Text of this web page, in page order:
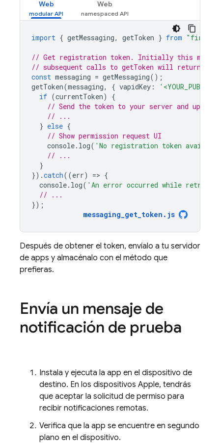
Web Web
import { getMessaging, getToken } from
// Get registration token. Initially this makes
// subsequent calls to getToken will return
const messaging = getMessaging();
getToken(messaging, { vapidKey :
if (currentToken)
{
// Send the token to your server and
// ...
} else {
// Show permission request UI
console. log( 'No registration token
// ...
}
}).catch((err) => {
console. log( 'An error occurred while
// ...
});
messaging_get_token . js
Después de obtener el token, envíalo a tu servidor
de apps y almacénalo con el método que
prefieras.
Envía un mensaje de
notificación de prueba
Instala y ejecuta la app en el dispositivo de
destino. En los dispositivos Apple, tendrás
que aceptar la solicitud de permiso para
recibir notificaciones remotas.
Verifica que la app se encuentre en segundo
plano en el dispositivo.